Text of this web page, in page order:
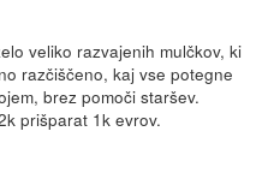
veliko razvajenih mulčkov, ki
razčiščeno, kaj vse potegne
brez pomoči staršev.
prišparat 1k evrov.